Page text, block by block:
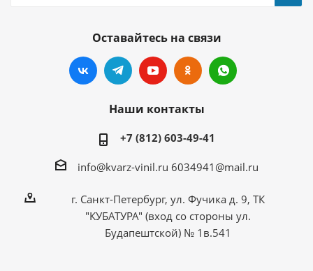
Оставайтесь на связи
Наши контакты
+7 (812) 603-49-41
info@kvarz-vinil.ru 6034941@mail.ru
г. Санкт-Петербург, ул. Фучика д. 9, ТК
"КУБАТУРА" (вход со стороны ул.
Будапештской) № 1в.541